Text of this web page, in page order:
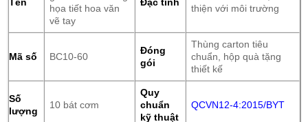
họa tiết hoa văn
vẽ tay
thiện với môi trường
Mã số BC10-60
Đóng
gói
Thùng carton tiêu
chuẩn, hộp quà tặng
thiết kế
Số
lượng
10 bát cơm
Quy
chuẩn
kỹ thuật
QCVN12-4:2015/BYT